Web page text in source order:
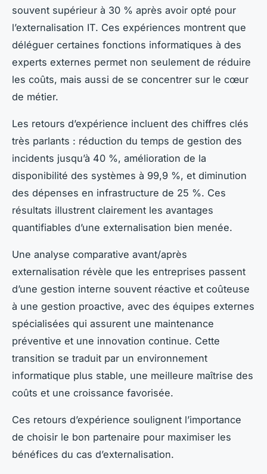
souvent supérieur à 30 % après avoir opté pour
l’externalisation IT. Ces expériences montrent que
déléguer certaines fonctions informatiques à des
experts externes permet non seulement de réduire
les coûts, mais aussi de se concentrer sur le cœur
de métier.
Les retours d’expérience incluent des chiffres clés
très parlants : réduction du temps de gestion des
incidents jusqu’à 40 %, amélioration de la
disponibilité des systèmes à 99,9 %, et diminution
des dépenses en infrastructure de 25 %. Ces
résultats illustrent clairement les avantages
quantifiables d’une externalisation bien menée.
Une analyse comparative avant/après
externalisation révèle que les entreprises passent
d’une gestion interne souvent réactive et coûteuse
à une gestion proactive, avec des équipes externes
spécialisées qui assurent une maintenance
préventive et une innovation continue. Cette
transition se traduit par un environnement
informatique plus stable, une meilleure maîtrise des
coûts et une croissance favorisée.
Ces retours d’expérience soulignent l’importance
de choisir le bon partenaire pour maximiser les
bénéfices du cas d’externalisation.